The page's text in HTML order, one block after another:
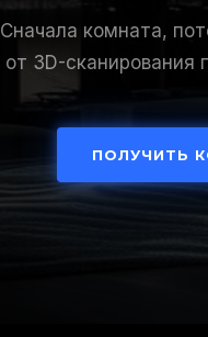
Сначала комната,
от 3D-сканирования
ПОЛУЧИТЬ